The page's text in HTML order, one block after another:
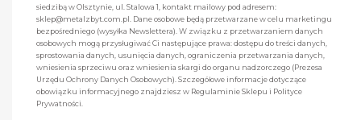
siedzibą w Olsztynie, ul. Stalowa 1, kontakt mailowy pod adresem:
sklep@metalzbyt.com.pl. Dane osobowe będą przetwarzane w celu marketingu
bezpośredniego (wysyłka Newslettera). W związku z przetwarzaniem danych
osobowych mogą przysługiwać Ci następujące prawa: dostępu do treści danych,
sprostowania danych, usunięcia danych, ograniczenia przetwarzania danych,
wniesienia sprzeciwu oraz wniesienia skargi do organu nadzorczego (Prezesa
Urzędu Ochrony Danych Osobowych). Szczegółowe informacje dotyczące
obowiązku informacyjnego znajdziesz w Regulaminie Sklepu i Polityce
Prywatności.